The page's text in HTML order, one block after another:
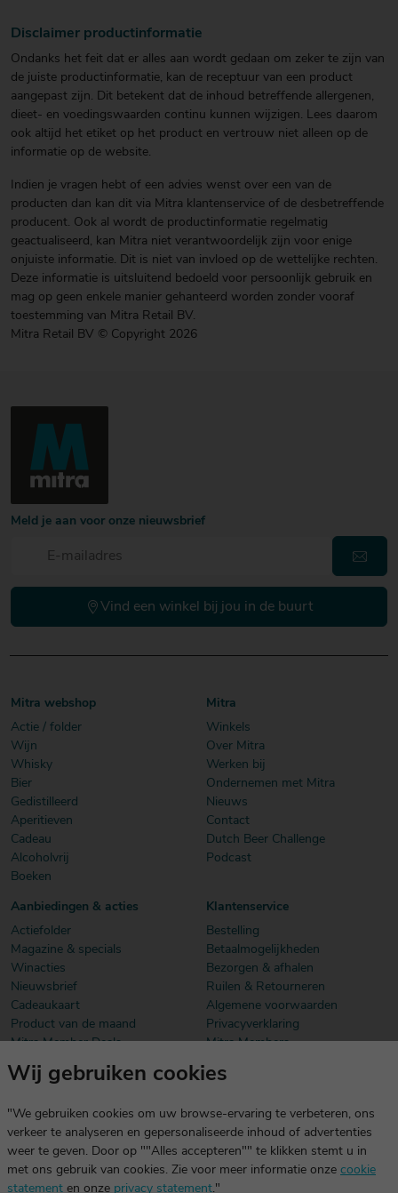
Disclaimer productinformatie
Ondanks het feit dat er alles aan wordt gedaan om zeker te zijn van
de juiste productinformatie, kan de receptuur van een product
aangepast zijn. Dit betekent dat de inhoud betreffende allergenen,
dieet- en voedingswaarden continu kunnen wijzigen. Lees daarom
ook altijd het etiket op het product en vertrouw niet alleen op de
informatie op de website.
Indien je vragen hebt of een advies wenst over een van de
producten dan kan dit via Mitra klantenservice of de desbetreffende
producent. Ook al wordt de productinformatie regelmatig
geactualiseerd, kan Mitra niet verantwoordelijk zijn voor enige
onjuiste informatie. Dit is niet van invloed op de wettelijke rechten.
Deze informatie is uitsluitend bedoeld voor persoonlijk gebruik en
mag op geen enkele manier gehanteerd worden zonder vooraf
toestemming van Mitra Retail BV.
Mitra Retail BV © Copyright 2026
Meld je aan voor onze nieuwsbrief
Vind een winkel bij jou in de buurt
Mitra webshop
Actie / folder
Wijn
Whisky
Bier
Gedistilleerd
Aperitieven
Cadeau
Alcoholvrij
Boeken
Mitra
Winkels
Over Mitra
Werken bij
Ondernemen met Mitra
Nieuws
Contact
Dutch Beer Challenge
Podcast
Aanbiedingen & acties
Actiefolder
Magazine & specials
Winacties
Nieuwsbrief
Cadeaukaart
Product van de maand
Mitra Member Deals
Klantenservice
Bestelling
Betaalmogelijkheden
Bezorgen & afhalen
Ruilen & Retourneren
Algemene voorwaarden
Privacyverklaring
Mitra Members
Download onze app
dezelfde gegevens die je voor mitra.nl gebruikt.
Wij gebruiken cookies
"We gebruiken cookies om uw browse-ervaring te verbeteren, ons
verkeer te analyseren en gepersonaliseerde inhoud of advertenties
weer te geven. Door op ""Alles accepteren"" te klikken stemt u in
met ons gebruik van cookies. Zie voor meer informatie onze cookie
statement en onze privacy statement."